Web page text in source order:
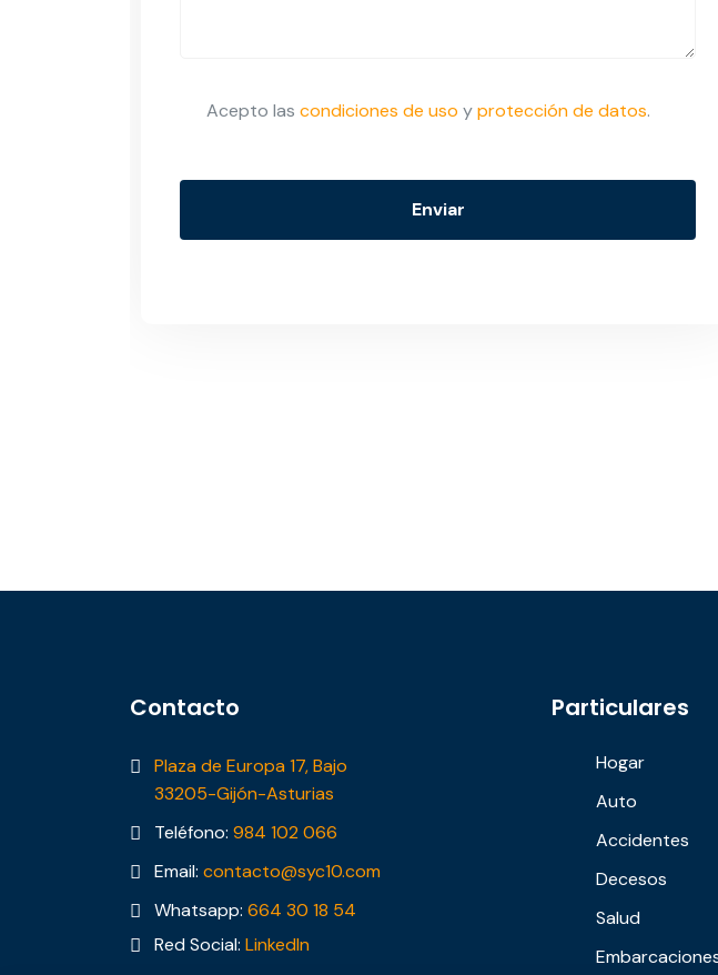
Acepto las condiciones de uso yprotección de datos.
Enviar
Contacto
Plaza de Europa 17, Bajo
33205-Gijón-Asturias
Teléfono: 984 102 066
Email: contacto@syc10.com
Whatsapp: 664 30 18 54
Red Social: LinkedIn
Particulares
Hogar
Auto
Accidentes
Decesos
Salud